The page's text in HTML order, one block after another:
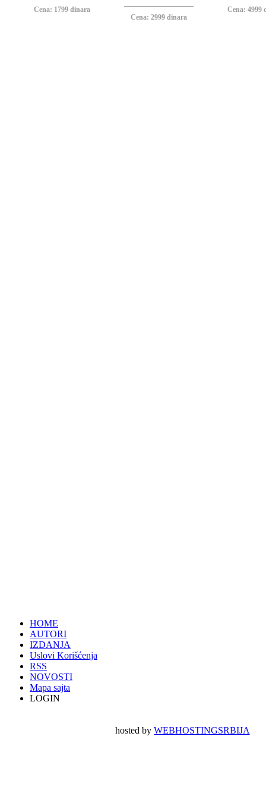
Cena: 1799 dinara
Cena: 2999 dinara
Cena: 4999
HOME
AUTORI
IZDANJA
Uslovi Korišćenja
RSS
NOVOSTI
Mapa sajta
LOGIN
hosted byWEBHOSTINGSRBIJA